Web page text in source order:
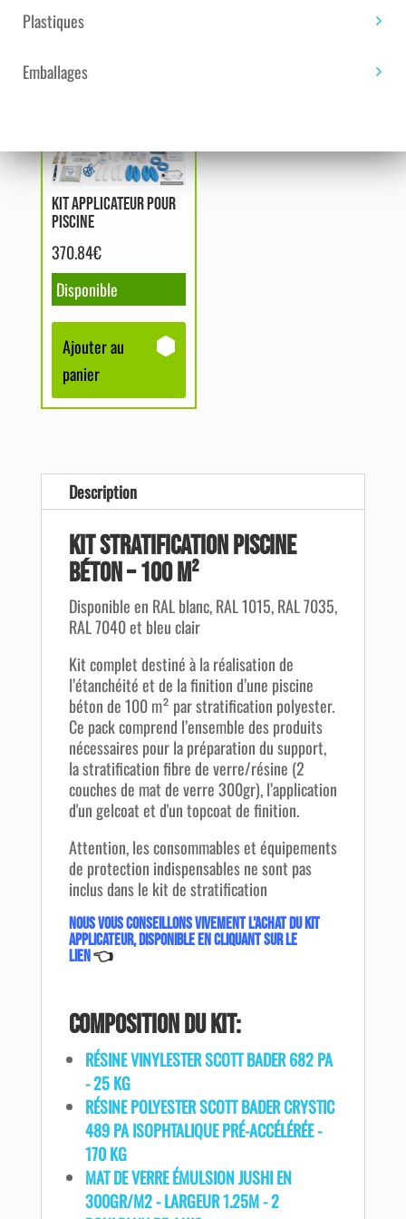
Plastiques
Emballages
Vous aimerez peut-être aussi…
Kit applicateur pour
piscine
370.84€
Disponible
Ajouter au
panier
Description
Kit Stratification Piscine
Béton – 100 m²
Disponible en RAL blanc, RAL 1015, RAL 7035,
RAL 7040 et bleu clair
Kit complet destiné à la réalisation de
l’étanchéité et de la finition d’une piscine
béton de 100 m² par stratification polyester.
Ce pack comprend l’ensemble des produits
nécessaires pour la préparation du support,
la stratification fibre de verre/résine (2
couches de mat de verre 300gr), l’application
d'un gelcoat et d'un topcoat de finition.
Attention, les consommables et équipements
de protection indispensables ne sont pas
inclus dans le kit de stratification
Nous vous conseillons vivement l'achat du Kit
applicateur, disponible en cliquant sur le
lien 👈
Composition du kit:
RÉSINE VINYLESTER SCOTT BADER 682 PA
- 25 KG
RÉSINE POLYESTER SCOTT BADER CRYSTIC
489 PA ISOPHTALIQUE PRÉ-ACCÉLÉRÉE -
170 KG
MAT DE VERRE ÉMULSION JUSHI EN
300GR/M2 - LARGEUR 1.25M - 2